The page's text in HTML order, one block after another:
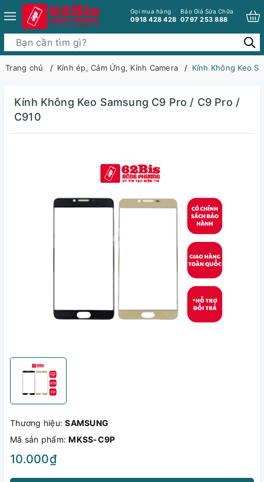
Gọi mua hàng
0918 428 428
Báo Giá Sửa Chữa
0797 253 888
Trang chủ Kính ép, Cảm Ứng, Kính Camera Kính Không Keo
Kính Không Keo Samsung C9 Pro / C9 Pro /
C910
Thương hiệu:SAMSUNG
Mã sản phẩm:MKSS-C9P
10.000₫